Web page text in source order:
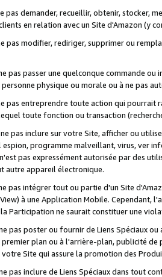
pas demander, recueillir, obtenir, stocker,
en relation avec un Site d'Amazon (y
pas modifier, rediriger, supprimer ou
pas passer une quelconque commande
physique ou morale ou à ne pas
pas entreprendre toute action qui
toute fonction ou transaction
pas inclure sur votre Site, afficher ou
programme malveillant, virus, ver
pas expressément autorisée par des
autre appareil électronique.
pas intégrer tout ou partie d'un Site
à une Application Mobile. Cependant,
Participation ne saurait constituer une
pas poster ou fournir de Liens Spéciaux
plan ou à l'arrière-plan, publicité
votre Site qui assure la promotion des
pas inclure de Liens Spéciaux dans tout